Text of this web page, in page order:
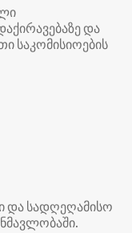
და
საკომისიოების
და სადღეღამისო